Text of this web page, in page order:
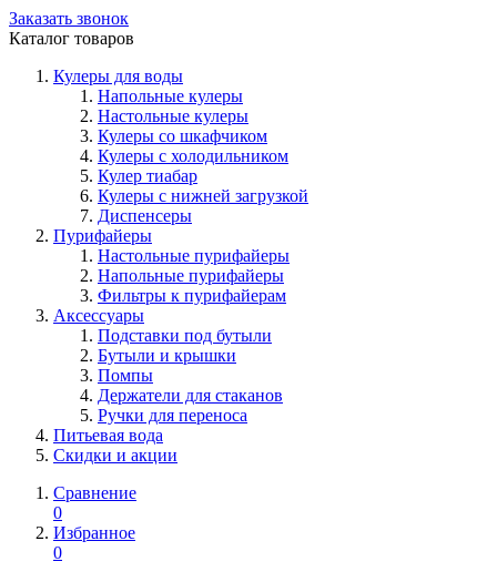
Заказать звонок
Каталог товаров
Кулеры для воды
Напольные кулеры
Настольные кулеры
Кулеры со шкафчиком
Кулеры с холодильником
Кулер тиабар
Кулеры с нижней загрузкой
Диспенсеры
Пурифайеры
Настольные пурифайеры
Напольные пурифайеры
Фильтры к пурифайерам
Аксессуары
Подставки под бутыли
Бутыли и крышки
Помпы
Держатели для стаканов
Ручки для переноса
Питьевая вода
Скидки и акции
Сравнение
0
Избранное
0